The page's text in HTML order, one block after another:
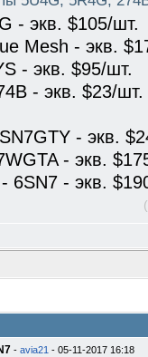
- экв. $105/шт.
Mesh - экв.
- экв. $95/шт.
- экв. $23/шт.
- экв.
- экв.
6SN7 - экв.
- avia21 - 05-11-2017 16:18